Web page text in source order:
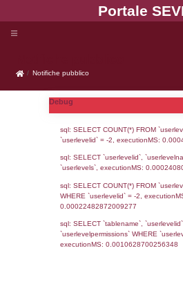
Notifiche
Notifiche pubblico
Debug
sql: SELECT
sql: SELECT